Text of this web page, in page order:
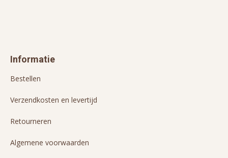
Informatie
Bestellen
Verzendkosten en levertijd
Retourneren
Algemene voorwaarden